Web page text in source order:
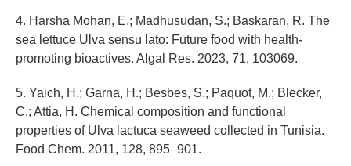
4. Harsha Mohan, E.; Madhusudan, S.; Baskaran, R. The
sea lettuce Ulva sensu lato: Future food with health-
promoting bioactives. Algal Res. 2023, 71, 103069.
5. Yaich, H.; Garna, H.; Besbes, S.; Paquot, M.; Blecker,
C.; Attia, H. Chemical composition and functional
properties of Ulva lactuca seaweed collected in Tunisia.
Food Chem. 2011, 128, 895–901.